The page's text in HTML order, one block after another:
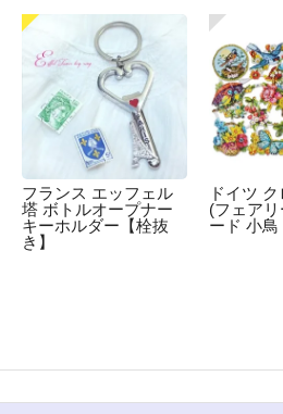
フランス エッフェル
塔 ボトルオープナー
キーホルダー【栓抜
き】
ドイツ ク
(フェア
ード 小鳥